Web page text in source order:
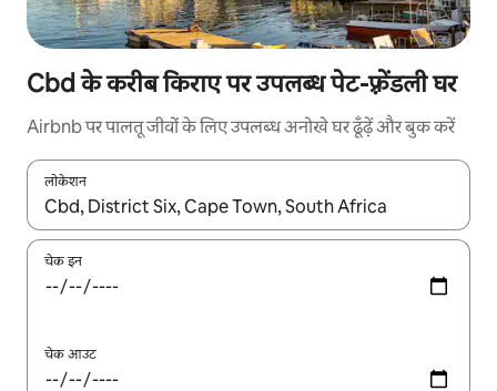
Cbd के करीब किराए पर उपलब्ध पेट-फ़्रेंडली घर
Airbnb पर पालतू जीवों के लिए उपलब्ध अनोखे घर ढूँढ़ें और बुक करें
लोकेशन
नतीजों के उपलब्ध होने पर, अप और डाउन 'ऐरो की' का इस्तेमाल करके नेविगेट
चेक इन
चेक आउट